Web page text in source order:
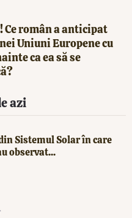
Ce român a anticipat
Uniuni Europene cu
ca ea să se
azi
Sistemul Solar în care
observat...